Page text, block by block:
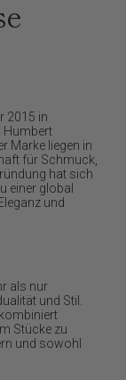
2015 in
Humbert
Marke liegen in
für Schmuck,
hat sich
einer global
und
als nur
und Stil.
Stücke zu
und sowohl